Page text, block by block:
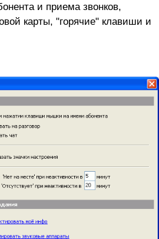
и приема звонков,
карты, "горячие" клавиши и